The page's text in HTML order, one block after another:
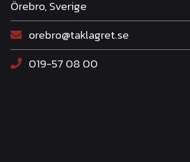
Örebro, Sverige
orebro@taklagret.se
019-57 08 00